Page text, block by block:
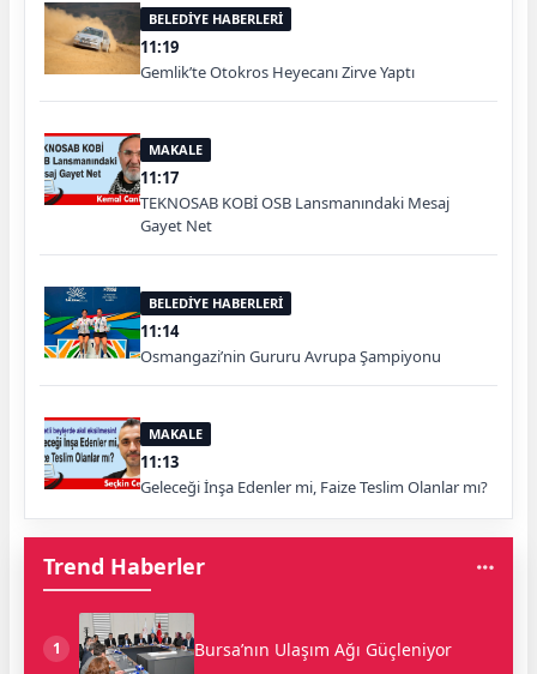
BELEDİYE HABERLERİ
11:19
Gemlik’te Otokros Heyecanı Zirve Yaptı
MAKALE
11:17
TEKNOSAB KOBİ OSB Lansmanındaki Mesaj
Gayet Net
BELEDİYE HABERLERİ
11:14
Osmangazi’nin Gururu Avrupa Şampiyonu
MAKALE
11:13
Geleceği İnşa Edenler mi, Faize Teslim Olanlar mı?
Trend Haberler
1 Bursa’nın Ulaşım Ağı Güçleniyor